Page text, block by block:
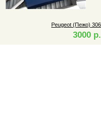
Peugeot (Пежо) 306
3000 р.